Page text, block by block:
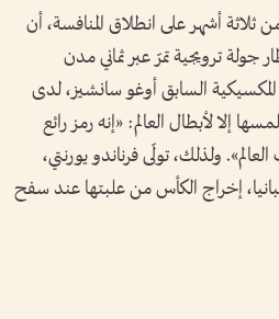
أشهر على انطلاق المنافسة، أن
جولة ترويجية تمرّ عبر ثماني مدن
السابق أوغو سانشيز، لدى
إلا لأبطال العالم: «إنه رمز رائع
ولذلك، تولّى فرناندو يورنتي،
عام 2010 مع إسبانيا، إخراج الكأس من علبتها عند سفح